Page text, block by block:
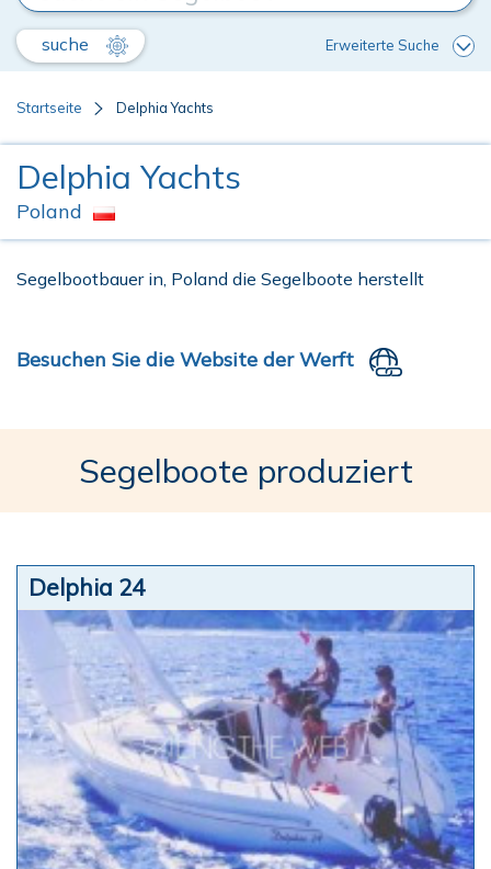
suche Erweiterte Suche
Startseite Delphia Yachts
Delphia Yachts
Poland
Segelbootbauer in, Poland die Segelboote herstellt
Besuchen Sie die Website der Werft
Segelboote produziert
Delphia 24